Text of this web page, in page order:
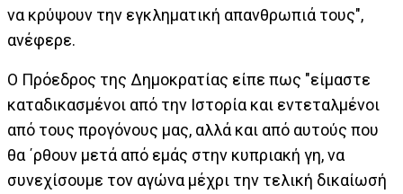
να κρύψουν την εγκληματική απανθρωπιά τους",
ανέφερε.
Ο Πρόεδρος της Δημοκρατίας είπε πως "είμαστε
καταδικασμένοι από την Ιστορία και εντεταλμένοι
από τους προγόνους μας, αλλά και από αυτούς που
θα ΄ρθουν μετά από εμάς στην κυπριακή γη, να
συνεχίσουμε τον αγώνα μέχρι την τελική δικαίωσή